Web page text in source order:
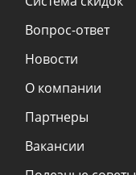
Вопрос-ответ
Новости
О компании
Партнеры
Вакансии